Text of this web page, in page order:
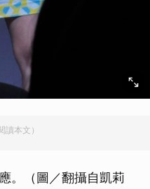
讀本文）
。（圖／翻攝自凱莉